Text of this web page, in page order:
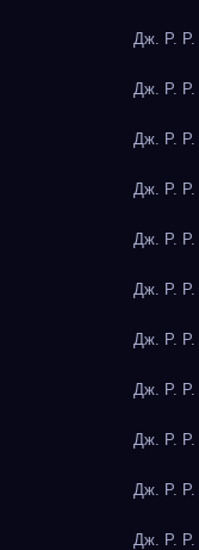
Дж. Р. Р.
Дж. Р. Р.
Дж. Р. Р.
Дж. Р. Р.
Дж. Р. Р.
Дж. Р. Р.
Дж. Р. Р.
Дж. Р. Р.
Дж. Р. Р.
Дж. Р. Р.
Дж. Р. Р.